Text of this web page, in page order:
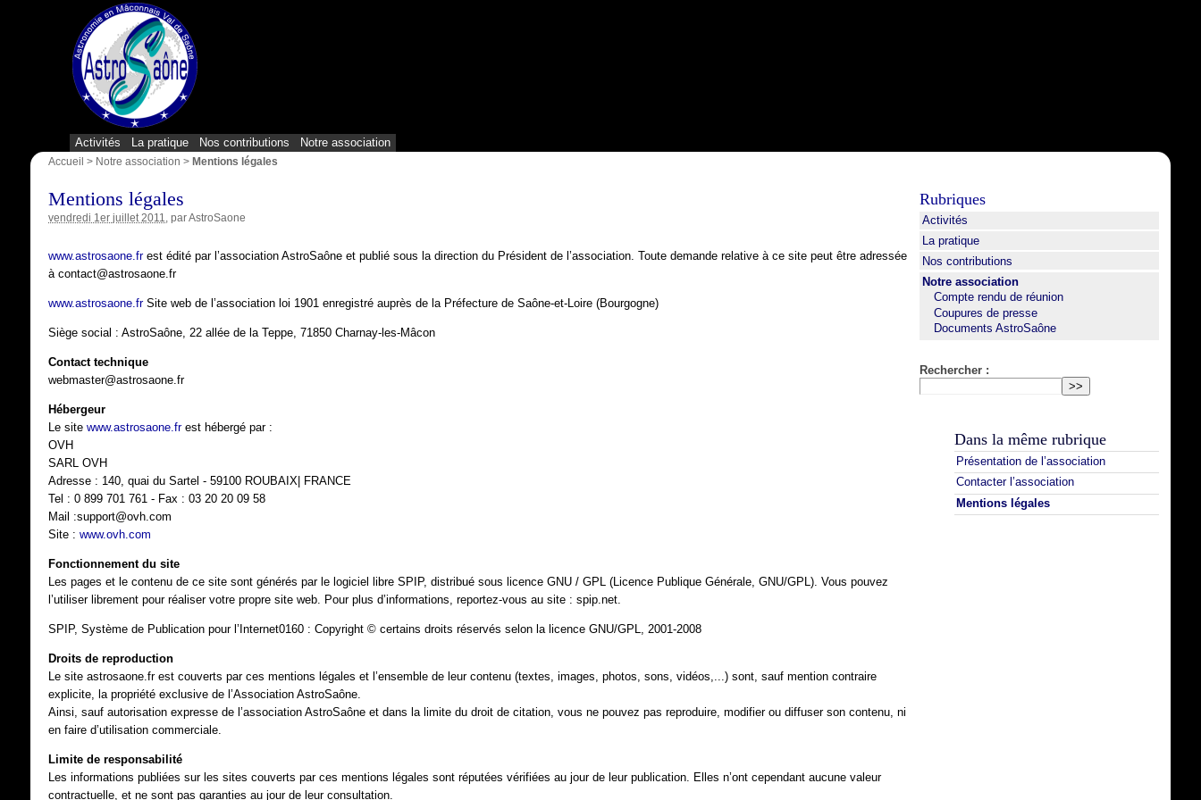
Activités La pratique Nos contributions Notre association
Accueil > Notre association >Mentions légales
Mentions légales
vendredi 1er juillet 2011 , parAstroSaone
www.astrosaone.frest édité par l’association AstroSaône et publié sous la direction du Président de l’association. Toute demande relative à ce site peut être adressée
à contact@astrosaone.fr
www.astrosaone.frSite web de l’association loi 1901 enregistré auprès de la Préfecture de Saône-et-Loire (Bourgogne)
Siège social : AstroSaône, 22 allée de la Teppe, 71850 Charnay-les-Mâcon
Contact technique
webmaster@astrosaone.fr
Hébergeur
Le sitewww.astrosaone.frest hébergé par :
OVH
SARL OVH
Adresse : 140, quai du Sartel - 59100 ROUBAIX| FRANCE
Tel : 0 899 701 761 - Fax : 03 20 20 09 58
Mail :support@ovh.com
Site :www.ovh.com
Fonctionnement du site
Les pages et le contenu de ce site sont générés par le logiciel libre SPIP, distribué sous licence GNU / GPL (Licence Publique Générale, GNU/GPL). Vous pouvez
l’utiliser librement pour réaliser votre propre site web. Pour plus d’informations, reportez-vous au site : spip.net.
SPIP, Système de Publication pour l’Internet0160 : Copyright © certains droits réservés selon la licence GNU/GPL, 2001-2008
Droits de reproduction
Le site astrosaone.fr est couverts par ces mentions légales et l’ensemble de leur contenu (textes, images, photos, sons, vidéos,...) sont, sauf mention contraire
explicite, la propriété exclusive de l’Association AstroSaône.
Ainsi, sauf autorisation expresse de l’association AstroSaône et dans la limite du droit de citation, vous ne pouvez pas reproduire, modifier ou diffuser son contenu, ni
en faire d’utilisation commerciale.
Limite de responsabilité
Les informations publiées sur les sites couverts par ces mentions légales sont réputées vérifiées au jour de leur publication. Elles n’ont cependant aucune valeur
contractuelle, et ne sont pas garanties au jour de leur consultation.
Rubriques
Activités
La pratique
Nos contributions
Notre association
Compte rendu de réunion
Coupures de presse
Documents AstroSaône
Rechercher :
Dans la même rubrique
Présentation de l’association
Contacter l’association
Mentions légales